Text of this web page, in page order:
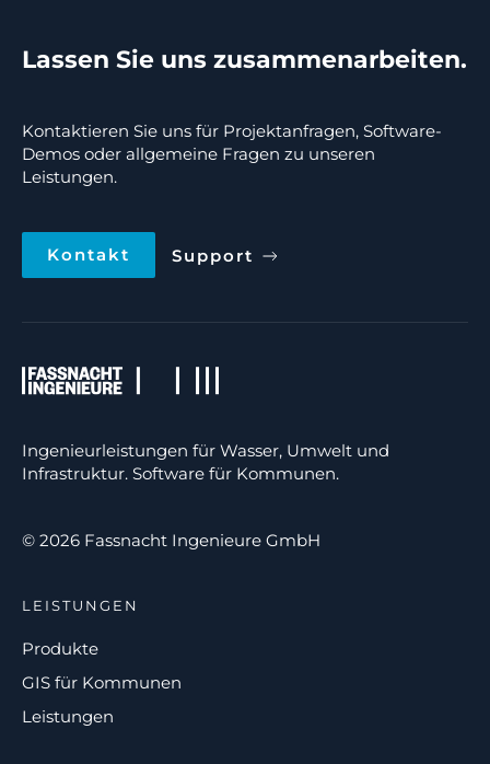
Lassen Sie uns zusammenarbeiten.
Kontaktieren Sie uns für Projektanfragen, Software-
Demos oder allgemeine Fragen zu unseren
Leistungen.
Kontakt Support
Ingenieurleistungen für Wasser, Umwelt und
Infrastruktur. Software für Kommunen.
© 2026 Fassnacht Ingenieure GmbH
LEISTUNGEN
Produkte
GIS für Kommunen
Leistungen